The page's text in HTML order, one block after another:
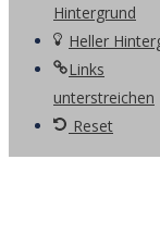
Hintergrund
Heller
Links
unterstreichen
Reset